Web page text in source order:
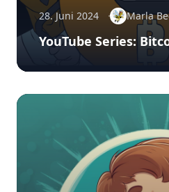
28. Juni 2024 Marla
YouTube Series: